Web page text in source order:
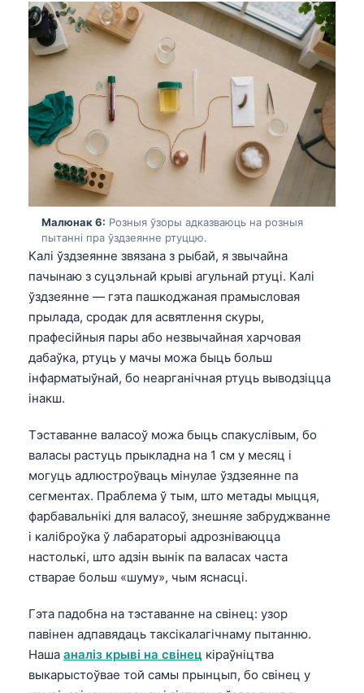
Малюнак 6: Розныя ўзоры адказваюць на розныя
пытанні пра ўздзеянне ртуццю.
Калі ўздзеянне звязана з рыбай, я звычайна
пачынаю з суцэльнай крыві агульнай ртуці. Калі
ўздзеянне — гэта пашкоджаная прамысловая
прылада, сродак для асвятлення скуры,
прафесійныя пары або незвычайная харчовая
дабаўка, ртуць у мачы можа быць больш
інфарматыўнай, бо неарганічная ртуць выводзіцца
інакш.
Тэставанне валасоў можа быць спакуслівым, бо
валасы растуць прыкладна на 1 см у месяц і
могуць адлюстроўваць мінулае ўздзеянне па
сегментах. Праблема ў тым, што метады мыцця,
фарбавальнікі для валасоў, знешняе забруджванне
і каліброўка ў лабараторыі адрозніваюцца
настолькі, што адзін вынік па валасах часта
стварае больш «шуму», чым яснасці.
Гэта падобна на тэставанне на свінец: узор
павінен адпавядаць таксікалагічнаму пытанню.
Наша аналіз крыві на свінец кіраўніцтва
выкарыстоўвае той самы прынцып, бо свінец у
मराठी
తెలుగు
தமிழ்
ಕನ್ನಡ
മലയാളം
Bahasa Melayu
Tiếng Việt
Tagalog
ไทย
ភាសាខ្មែរ
Kiswahili
አማርኛ
O‘zbekcha
Català
Қазақ тілі
Suomi
Hrvatski
Slovenčina
پښتو
සිංහල
অসমীয়া